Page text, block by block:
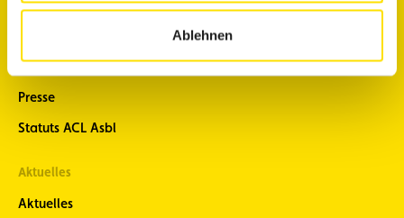
Ablehnen
Die Geschichte des ACL
Ein engagierter Club
Presse
Statuts ACL Asbl
FAQ
ACL Mobile App
Ressourcen und Downloads
Aktuelles
Aktuelles